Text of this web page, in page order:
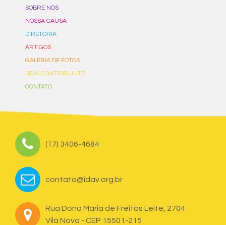
SOBRE NÓS
NOSSA CAUSA
DIRETORIA
ARTIGOS
GALERIA DE FOTOS
SEJA CONTRIBUINTE
CONTATO
(17) 3406-4684
contato@idav.org.br
Rua Dona Maria de Freitas Leite, 2704
Vila Nova - CEP 15501-215